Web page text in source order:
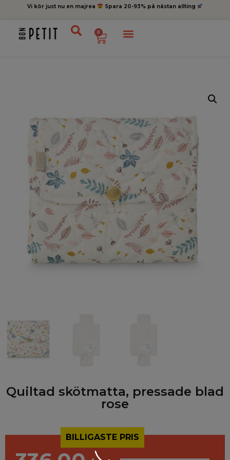
Vi kör just nu en majrea Spara 20-93% på nästan allting
0
Quiltad skötmatta, pressade blad
rose
BILLIGASTE PRIS